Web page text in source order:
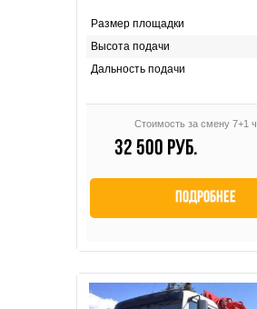
Размер площадки
Высота подачи
Дальность подачи
Стоимость за смену 7+1 ч.
32 500 руб.
Подробнее